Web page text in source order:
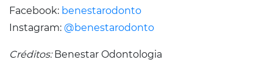
Facebook: benestarodonto
Instagram: @benestarodonto
Créditos:Benestar Odontologia